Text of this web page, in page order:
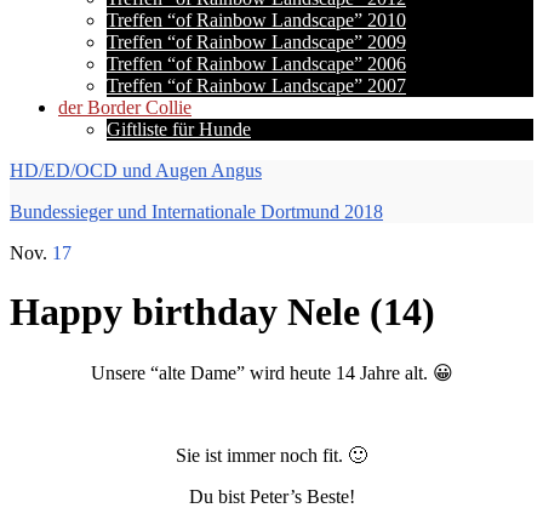
Treffen “of Rainbow Landscape” 2010
Treffen “of Rainbow Landscape” 2009
Treffen “of Rainbow Landscape” 2006
Treffen “of Rainbow Landscape” 2007
der Border Collie
Giftliste für Hunde
HD/ED/OCD und Augen Angus
Bundessieger und Internationale Dortmund 2018
Nov. 17
Happy birthday Nele (14)
Unsere “alte Dame” wird heute 14 Jahre alt. 😀
Sie ist immer noch fit. 🙂
Du bist Peter’s Beste!